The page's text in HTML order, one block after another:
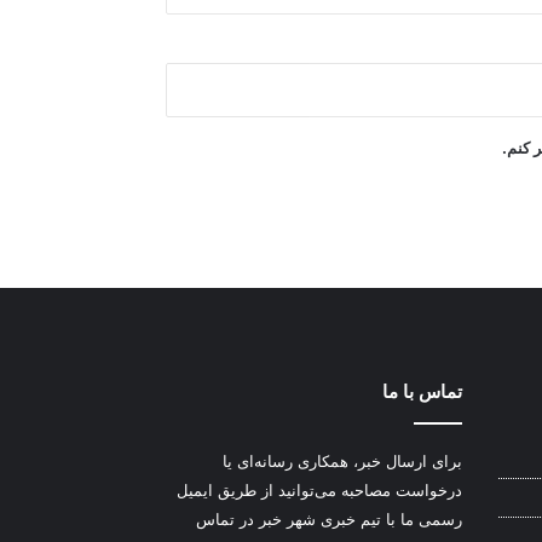
کنم.
تماس با ما
برای ارسال خبر، همکاری رسانه‌ای یا
درخواست مصاحبه می‌توانید از طریق ایمیل
رسمی ما با تیم خبری شهر خبر در تماس